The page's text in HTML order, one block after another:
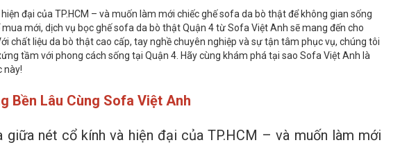
đại của TP.HCM – và muốn làm mới chiếc ghế sofa da bò thật để không gian sống
mới, dịch vụ bọc ghế sofa da bò thật Quận 4 từ Sofa Việt Anh sẽ mang đến cho
chất liệu da bò thật cao cấp, tay nghề chuyên nghiệp và sự tận tâm phục vụ, chúng tôi
tầm với phong cách sống tại Quận 4. Hãy cùng khám phá tại sao Sofa Việt Anh là
này!
Bền Lâu Cùng Sofa Việt Anh
nét cổ kính và hiện đại của TP.HCM – và muốn làm mới